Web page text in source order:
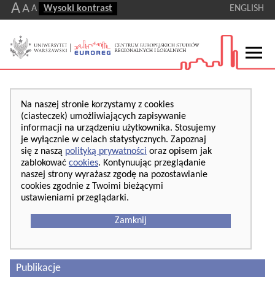
AA A Wysoki kontrast ENGLISH
Na naszej stronie korzystamy z cookies
(ciasteczek) umożliwiających zapisywanie
informacji na urządzeniu użytkownika. Stosujemy
je wyłącznie w celach statystycznych. Zapoznaj
się z naszą polityką prywatności oraz opisem jak
zablokować cookies. Kontynuując przeglądanie
naszej strony wyrażasz zgodę na pozostawianie
cookies zgodnie z Twoimi bieżącymi
ustawieniami przeglądarki.
Zamknij
Publikacje